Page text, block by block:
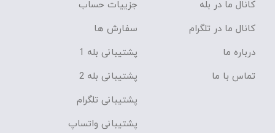
کانال ما در بله
کانال ما در تلگرام
درباره ما
تماس با ما
جزییات حساب
سفارش ها
پشتیبانی بله 1
پشتیبانی بله 2
پشتیبانی تلگرام
پشتیبانی واتساپ